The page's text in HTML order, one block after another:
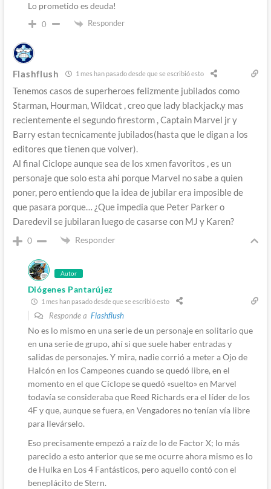
Lo prometido es deuda!
0 Responder
Flashflush 1 mes han pasado desde que se escribió esto
Tenemos casos de superheroes felizmente jubilados como
Starman, Hourman, Wildcat , creo que lady blackjack,y mas
recientemente el segundo firestorm , Captain Marvel jr y
Barry estan tecnicamente jubilados(hasta que le digan a los
editores que tienen que volver).
Al final Ciclope aunque sea de los xmen favoritos , es un
personaje que solo esta ahi porque Marvel no sabe a quien
poner, pero entiendo que la idea de jubilar era imposible de
que pasara porque… ¿Que impedia que Peter Parker o
Daredevil se jubilaran luego de casarse con MJ y Karen?
0 Responder
Autor
Diógenes Pantarújez
1 mes han pasado desde que se escribió esto
Responde a Flashflush
No es lo mismo en una serie de un personaje en solitario que
en una serie de grupo, ahí si que suele haber entradas y
salidas de personajes. Y mira, nadie corrió a meter a Ojo de
Halcón en los Campeones cuando se quedó libre, en el
momento en el que Cíclope se quedó «suelto» en Marvel
todavía se consideraba que Reed Richards era el líder de los
4F y que, aunque se fuera, en Vengadores no tenían vía libre
para llevárselo.
Eso precisamente empezó a raíz de lo de Factor X; lo más
parecido a esto anterior que se me ocurre ahora mismo es lo
de Hulka en Los 4 Fantásticos, pero aquello contó con el
beneplácito de Stern.